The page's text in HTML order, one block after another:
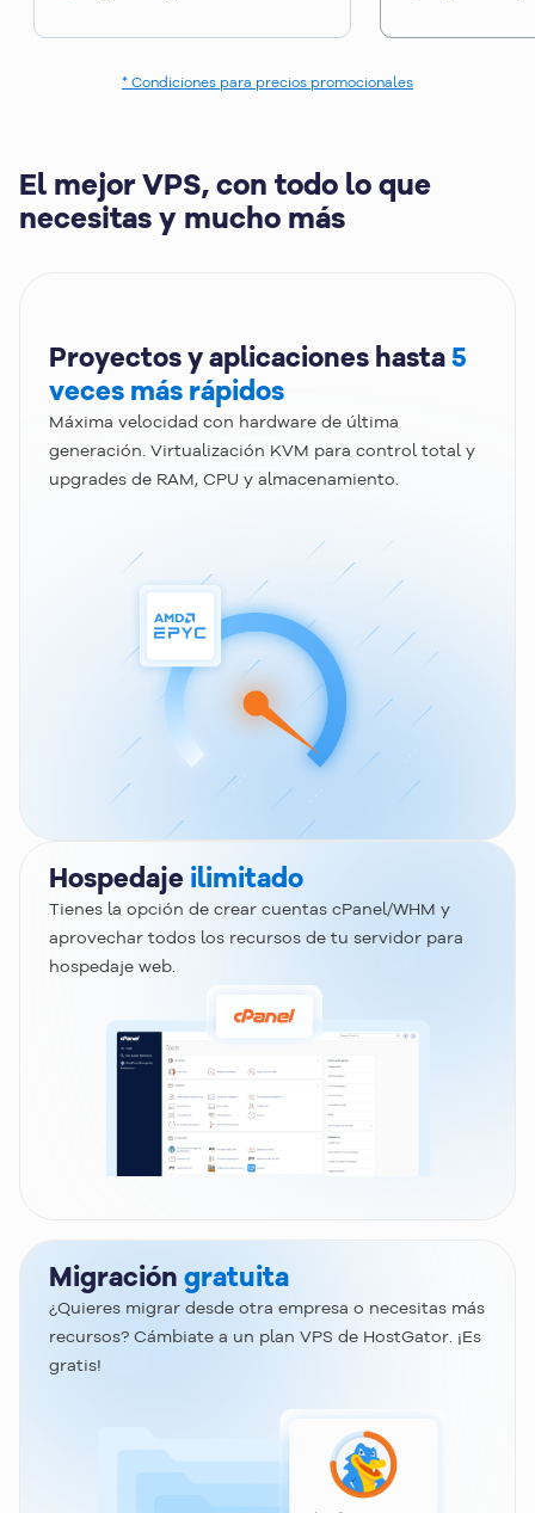
* Condiciones para precios promocionales
El mejor VPS, con todo lo que
necesitas y mucho más
Proyectos y aplicaciones hasta5
veces más rápidos
Máxima velocidad con hardware de última
generación. Virtualización KVM para control total y
upgrades de RAM, CPU y almacenamiento.
Hospedaje ilimitado
Tienes la opción de crear cuentas cPanel/WHM y
aprovechar todos los recursos de tu servidor para
hospedaje web.
Migración gratuita
¿Quieres migrar desde otra empresa o necesitas más
recursos? Cámbiate a un plan VPS de HostGator. ¡Es
gratis!